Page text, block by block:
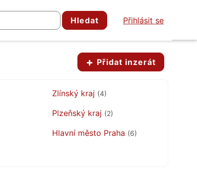
Hledat Přihlásit se
Přidat inzerát
Zlínský kraj (4)
Plzeňský kraj (2)
Hlavní město Praha (6)